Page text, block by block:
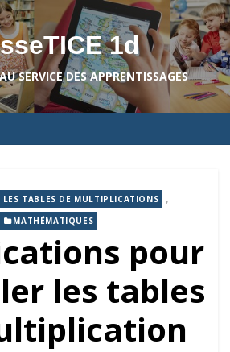
1d
SERVICE DES APPRENTISSAGES
LES TABLES DE MULTIPLICATIONS ,
MATHÉMATIQUES
pour
les tables